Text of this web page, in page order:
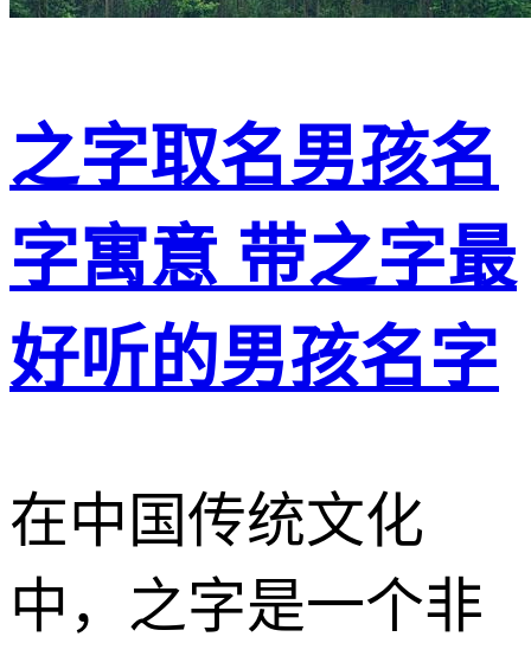
之字取名男孩名
字寓意 带之字最
好听的男孩名字
在中国传统文化
中，之字是一个非